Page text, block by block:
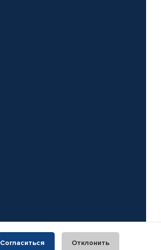
Согласиться Отклонить